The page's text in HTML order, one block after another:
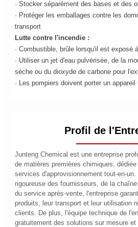
· Stocker séparément des bases et des
· Protéger les emballages contre les
transport
Lutte contre l'incendie :
· Combustible, brûle lorsqu'il est exposé
· Utiliser un jet d'eau pulvérisée, de la
sèche ou du dioxyde de carbone pour
· Les pompiers doivent porter un
Profil de
Junteng Chemical est une entreprise
de matières premières chimiques,
services d'approvisionnement tout-en-
rigoureuse des fournisseurs, de la
du service après-vente, l'entreprise
produits, leur transport et leur utilisation
clients. De plus, l'équipe technique de
gratuitement des solutions sur mesure et